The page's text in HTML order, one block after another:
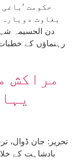
حکومت
دن الحسیمہ
رہنماؤں کے
بادشاہت کے